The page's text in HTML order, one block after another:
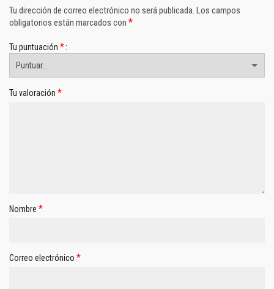
Tu dirección de correo electrónico no será publicada. Los campos
obligatorios están marcados con *
Tu puntuación *
Tu valoración *
Nombre *
Correo electrónico *